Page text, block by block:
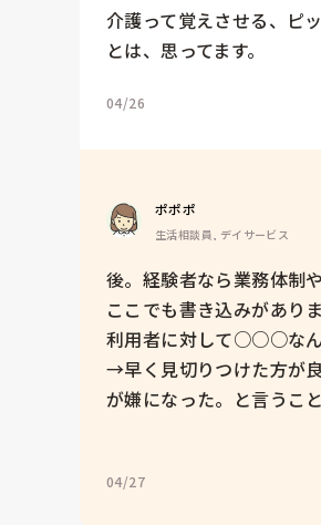
介護って覚えさせる、ピ
とは、思ってます。
04/26
ポポポ
生活相談員, デイサービス
後。経験者なら業務体制
ここでも書き込みがあり
利用者に対して○○○なん
→早く見切りつけた方が
が嫌になった。と言うこ
04/27